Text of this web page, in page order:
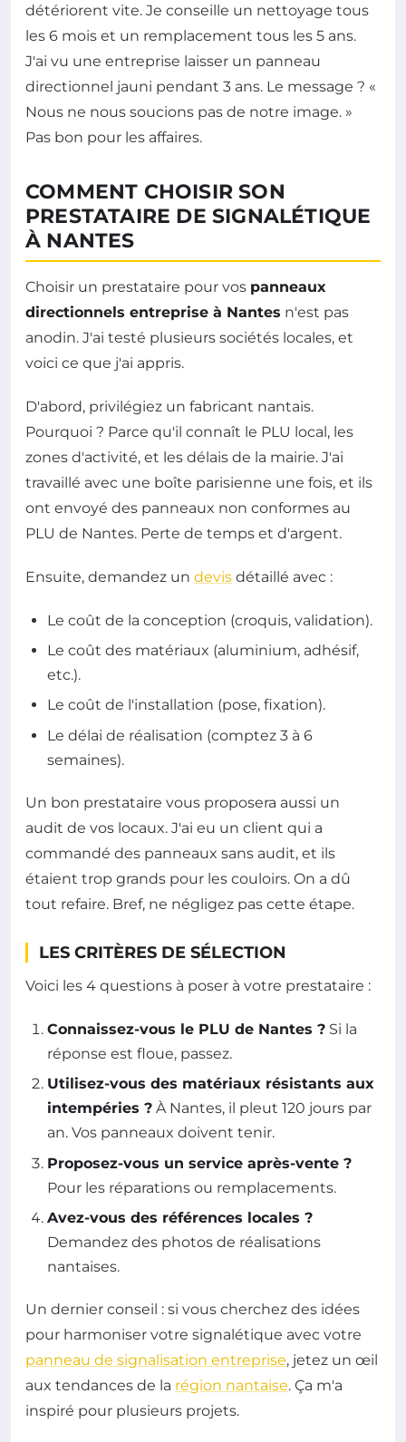
détériorent vite. Je conseille un nettoyage tous
les 6 mois et un remplacement tous les 5 ans.
J'ai vu une entreprise laisser un panneau
directionnel jauni pendant 3 ans. Le message ? «
Nous ne nous soucions pas de notre image. »
Pas bon pour les affaires.
COMMENT CHOISIR SON
PRESTATAIRE DE SIGNALÉTIQUE
À NANTES
Choisir un prestataire pour vos panneaux
directionnels entreprise à Nantes n'est pas
anodin. J'ai testé plusieurs sociétés locales, et
voici ce que j'ai appris.
D'abord, privilégiez un fabricant nantais.
Pourquoi ? Parce qu'il connaît le PLU local, les
zones d'activité, et les délais de la mairie. J'ai
travaillé avec une boîte parisienne une fois, et ils
ont envoyé des panneaux non conformes au
PLU de Nantes. Perte de temps et d'argent.
Ensuite, demandez un devis détaillé avec :
Le coût de la conception (croquis, validation).
Le coût des matériaux (aluminium, adhésif,
etc.).
Le coût de l'installation (pose, fixation).
Le délai de réalisation (comptez 3 à 6
semaines).
Un bon prestataire vous proposera aussi un
audit de vos locaux. J'ai eu un client qui a
commandé des panneaux sans audit, et ils
étaient trop grands pour les couloirs. On a dû
tout refaire. Bref, ne négligez pas cette étape.
LES CRITÈRES DE SÉLECTION
Voici les 4 questions à poser à votre prestataire :
Connaissez-vous le PLU de Nantes ? Si la
réponse est floue, passez.
Utilisez-vous des matériaux résistants aux
intempéries ? À Nantes, il pleut 120 jours par
an. Vos panneaux doivent tenir.
Proposez-vous un service après-vente ?
Pour les réparations ou remplacements.
Avez-vous des références locales ?
Demandez des photos de réalisations
nantaises.
Un dernier conseil : si vous cherchez des idées
pour harmoniser votre signalétique avec votre
panneau de signalisation entreprise, jetez un œil
aux tendances de la région nantaise. Ça m'a
inspiré pour plusieurs projets.